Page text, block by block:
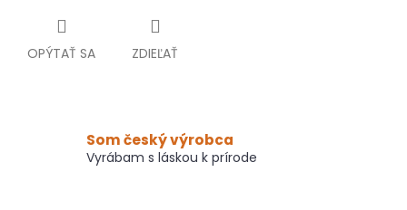
OPÝTAŤ SA ZDIEĽAŤ
Som český výrobca
Vyrábam s láskou k prírode